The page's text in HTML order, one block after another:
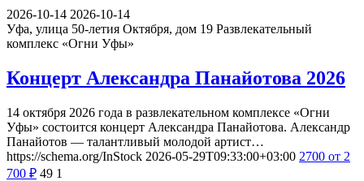
2026-10-14 2026-10-14
Уфа, улица 50-летия Октября, дом 19 Развлекательный
комплекс «Огни Уфы»
Концерт Александра Панайотова 2026
14 октября 2026 года в развлекательном комплексе «Огни
Уфы» состоится концерт Александра Панайотова. Александр
Панайотов — талантливый молодой артист…
https://schema.org/InStock 2026-05-29T09:33:00+03:00 2700 от 2
700 ₽ 49 1